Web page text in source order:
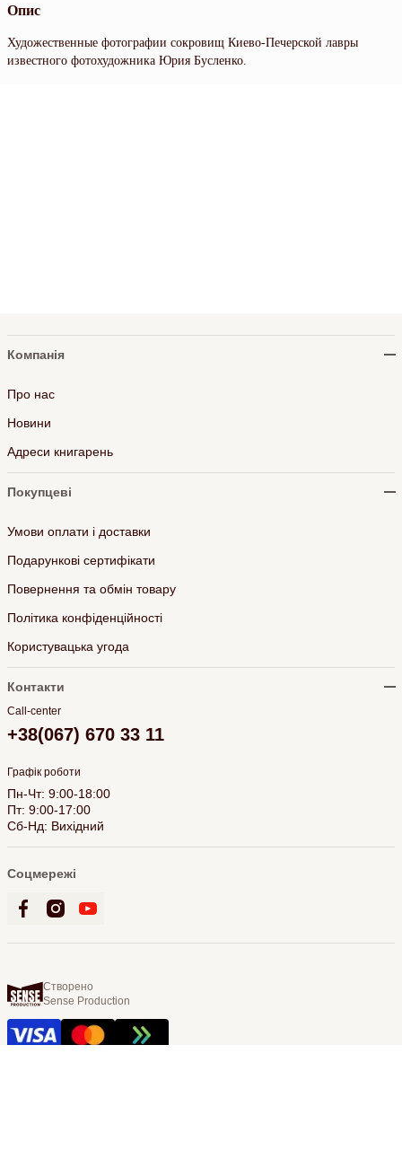
Опис
Художественные фотографии сокровищ Киево-Печерской лавры
известного фотохудожника Юрия Бусленко.
Компанія
Про нас
Новини
Адреси книгарень
Покупцеві
Умови оплати і доставки
Подарункові сертифікати
Повернення та обмін товару
Політика конфіденційності
Користувацька угода
Контакти
Call-center
+38(067) 670 33 11
Графік роботи
Пн-Чт: 9:00-18:00
Пт: 9:00-17:00
Сб-Нд: Вихідний
Соцмережі
Створено
Sense Production